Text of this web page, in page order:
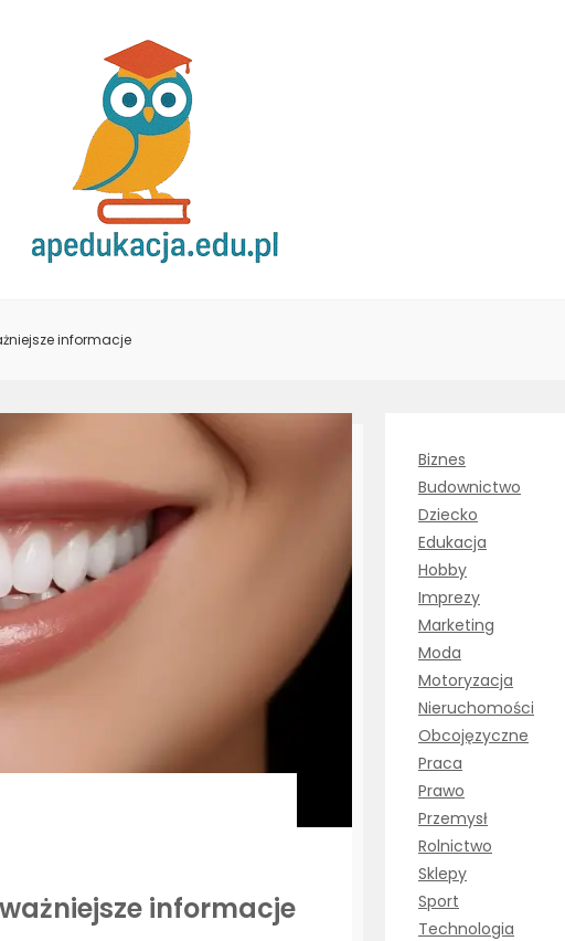
informacje
informacje
Biznes
Budownictwo
Dziecko
Edukacja
Hobby
Imprezy
Marketing
Moda
Motoryzacja
Nieruchomości
Obcojęzyczne
Praca
Prawo
Przemysł
Rolnictwo
Sklepy
Sport
Technologia